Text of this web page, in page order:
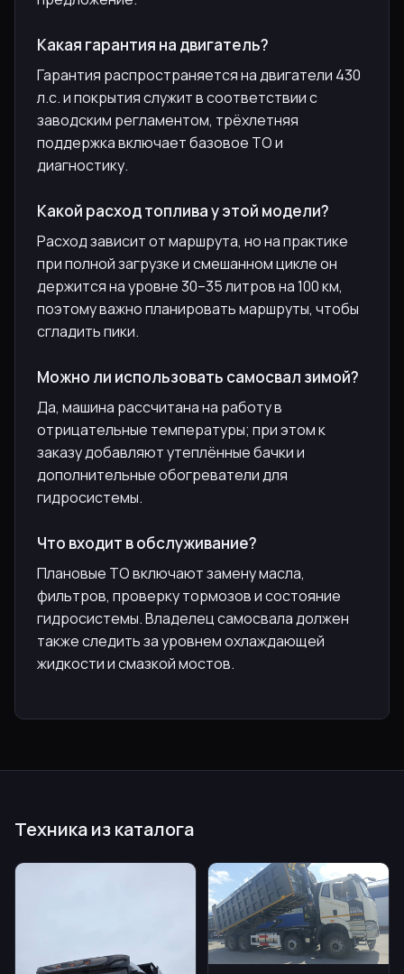
Какая гарантия на двигатель?
Гарантия распространяется на двигатели 430
л.с. и покрытия служит в соответствии с
заводским регламентом, трёхлетняя
поддержка включает базовое ТО и
диагностику.
Какой расход топлива у этой модели?
Расход зависит от маршрута, но на практике
при полной загрузке и смешанном цикле он
держится на уровне 30–35 литров на 100 км,
поэтому важно планировать маршруты, чтобы
сгладить пики.
Можно ли использовать самосвал зимой?
Да, машина рассчитана на работу в
отрицательные температуры; при этом к
заказу добавляют утеплённые бачки и
дополнительные обогреватели для
гидросистемы.
Что входит в обслуживание?
Плановые ТО включают замену масла,
фильтров, проверку тормозов и состояние
гидросистемы. Владелец самосвала должен
также следить за уровнем охлаждающей
жидкости и смазкой мостов.
Техника из каталога